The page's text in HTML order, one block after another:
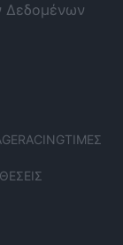
Δεδομένων
RACINGΤΙΜΈΣ